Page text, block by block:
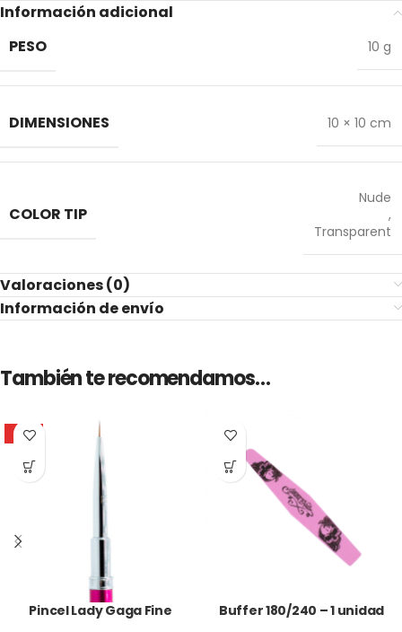
Información adicional
PESO
10 g
DIMENSIONES 10 × 10 cm
COLOR TIP
Nude
,
Transparent
Valoraciones (0)
Información de envío
También te recomendamos…
HOT
Pincel Lady Gaga Fine Buffer 180/240 – 1 unidad